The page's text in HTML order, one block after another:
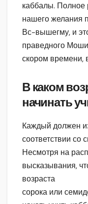
каббалы. Полное
нашего желания
Вс-вышегму, и
праведного
скором времени,
В каком
начинать
Каждый должен
соответствии со
Несмотря на
высказывания,
возраста
сорока или